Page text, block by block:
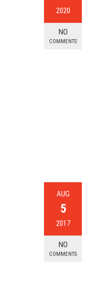
2020
NO
COMMENTS
AUG
5
2017
NO
COMMENTS